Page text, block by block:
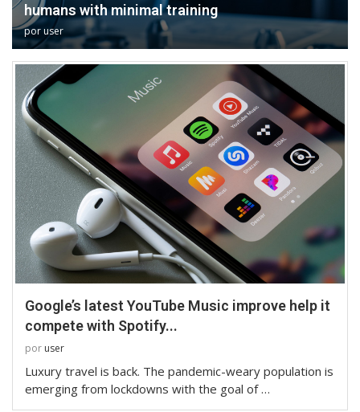
humans with minimal training
poruser
Google’s latest YouTube Music improve help it
compete with Spotify...
por user
Luxury travel is back. The pandemic-weary population is
emerging from lockdowns with the goal of …